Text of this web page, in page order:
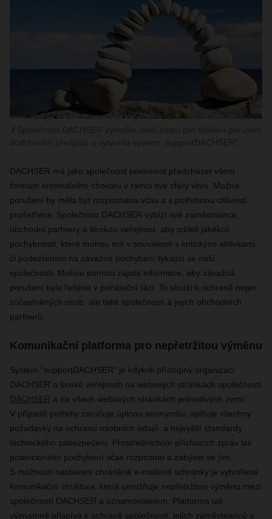
DACHSER má jako společnost povinnost předcházet všem
formám kriminálního chování v rámci své sféry vlivu. Možná
porušení by měla být rozpoznána včas a s potřebnou citlivostí
prošetřena. Společnost DACHSER vybízí své zaměstnance,
obchodní partnery a širokou veřejnost, aby sdíleli jakékoli
pochybnosti, které mohou mít v souvislosti s kritickými aktivitami
či podezřeními na závažné pochybení týkající se naší
společnosti. Mohou pomoci zajistit informace, aby závažná
porušení byla řešena v počáteční fázi. To slouží k ochraně nejen
zúčastněných osob, ale také společnosti a jejích obchodních
partnerů.
Komunikační platforma pro nepřetržitou výměnu
Systém “supportDACHSER” je kdykoli přístupný organizaci
DACHSER a široké veřejnosti na webových stránkách společnosti
DACHSER a na všech webových stránkách jednotlivých zemí.
V případě potřeby zaručuje úplnou anonymitu, splňuje všechny
požadavky na ochranu osobních údajů a nejvyšší standardy
technického zabezpečení. Prostřednictvím příchozích zpráv lze
potencionální pochybení včas rozpoznat a zabývat se jím.
S možností nastavení chráněné e-mailové schránky je vytvořena
komunikační struktura, která umožňuje nepřetržitou výměnu mezi
společností DACHSER a oznamovatelem. Platforma tak
významně přispívá k ochraně společnosti, jejích zaměstnanců a